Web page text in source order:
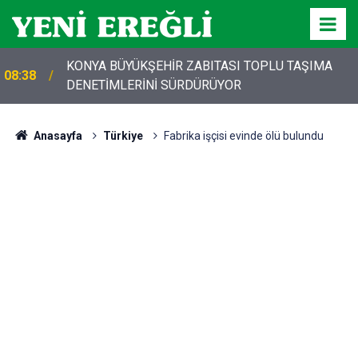
08:38
KONYA BÜYÜKŞEHİR ZABITASI TOPLU TAŞIMA
DENETİMLERİNİ SÜRDÜRÜYOR
Anasayfa Türkiye Fabrika işçisi evinde ölü bulundu